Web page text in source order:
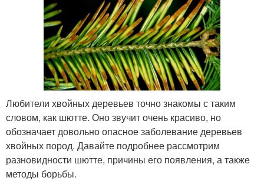
Любители хвойных деревьев точно знакомы с таким
словом, как шютте. Оно звучит очень красиво, но
обозначает довольно опасное заболевание деревьев
хвойных пород. Давайте подробнее рассмотрим
разновидности шютте, причины его появления, а также
методы борьбы.